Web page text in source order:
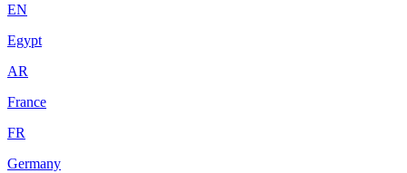
EN
Egypt
AR
France
FR
Germany